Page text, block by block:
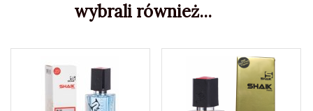
wybrali również...